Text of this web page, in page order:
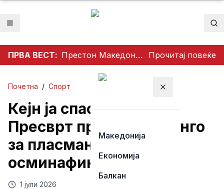
Отвори мени
ПРВА ВЕСТ: Престон Македонија го освои Dockerty Cup по 34 години, Тевере прогласен за најдобар играч Прочитај повеќе
Затвори мени
Македонија
Економија
Балкан
Почетна / Спорт
Кејн ја спаси Англија:
Пресврт против ДР Конго
за пласман во
осминафиналето
1 јули 2026